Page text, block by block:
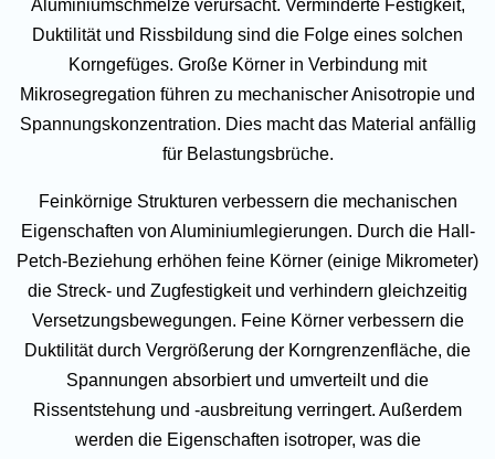
Aluminiumschmelze verursacht. Verminderte Festigkeit,
Duktilität und Rissbildung sind die Folge eines solchen
Korngefüges. Große Körner in Verbindung mit
Mikrosegregation führen zu mechanischer Anisotropie und
Spannungskonzentration. Dies macht das Material anfällig
für Belastungsbrüche.
Feinkörnige Strukturen verbessern die mechanischen
Eigenschaften von Aluminiumlegierungen. Durch die Hall-
Petch-Beziehung erhöhen feine Körner (einige Mikrometer)
die Streck- und Zugfestigkeit und verhindern gleichzeitig
Versetzungsbewegungen. Feine Körner verbessern die
Duktilität durch Vergrößerung der Korngrenzenfläche, die
Spannungen absorbiert und umverteilt und die
Rissentstehung und -ausbreitung verringert. Außerdem
werden die Eigenschaften isotroper, was die